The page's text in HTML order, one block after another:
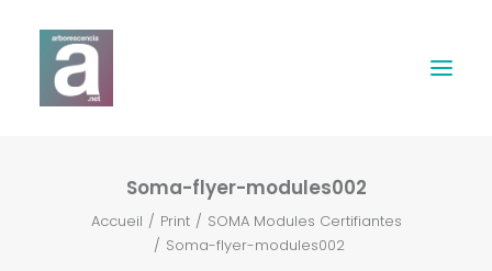
Expertises
Webdesign
Soma-flyer-modules002
Accueil Print
SOMA Modules Certifiantes
Soma-flyer-modules002